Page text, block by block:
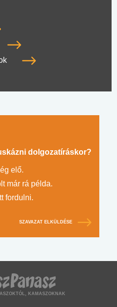
dolgozatíráskor?
elő.
már rá példa.
fordulni.
SZAVAZAT ELKÜLDÉSE
KAMASZOKNAK